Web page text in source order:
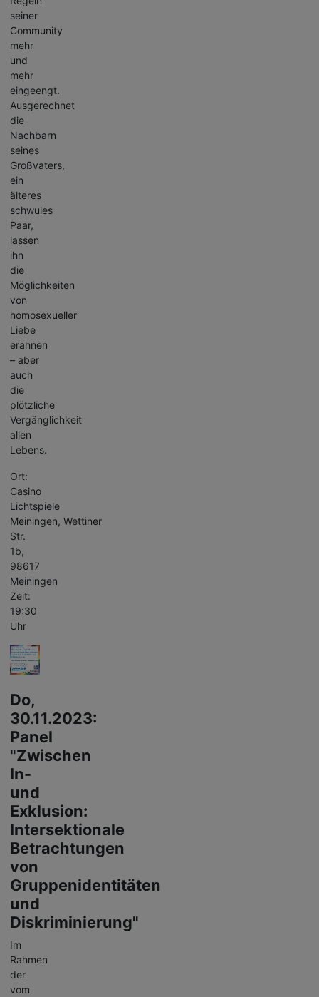
seiner
Community
mehr
und
mehr
eingeengt.
Ausgerechnet
die
Nachbarn
seines
Großvaters,
ein
älteres
schwules
Paar,
lassen
ihn
die
Möglichkeiten
von
homosexueller
Liebe
erahnen
– aber
auch
die
plötzliche
Vergänglichkeit
allen
Lebens.
Ort:
Casino
Lichtspiele
Meiningen, Wettiner
Str.
1b,
98617
Meiningen
Zeit:
19:30
Uhr
Do,
30.11.2023:
Panel
"Zwischen
In-
und
Exklusion:
Intersektionale
Betrachtungen
von
Gruppenidentitäten
und
Diskriminierung"
Im
Rahmen
der
vom